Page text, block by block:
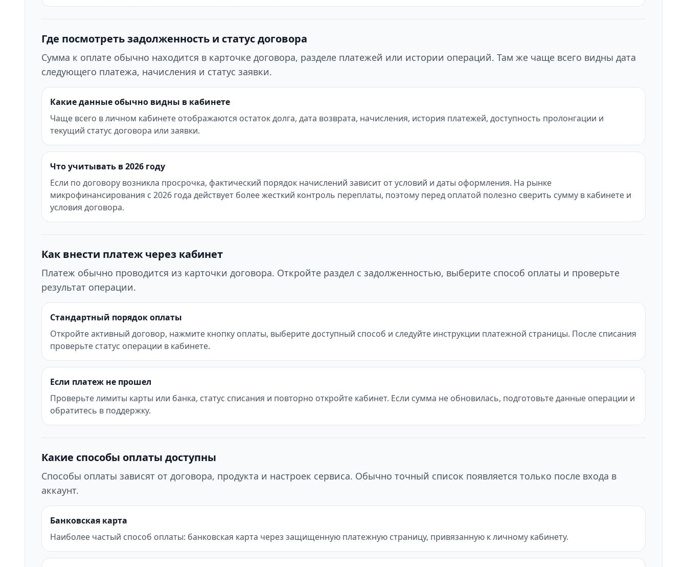
Где посмотреть задолженность и статус договора
Сумма к оплате обычно находится в карточке договора, разделе платежей или истории операций. Там же чаще всего видны дата
следующего платежа, начисления и статус заявки.
Какие данные обычно видны в кабинете
Чаще всего в личном кабинете отображаются остаток долга, дата возврата, начисления, история платежей, доступность пролонгации и
текущий статус договора или заявки.
Что учитывать в 2026 году
Если по договору возникла просрочка, фактический порядок начислений зависит от условий и даты оформления. На рынке
микрофинансирования с 2026 года действует более жесткий контроль переплаты, поэтому перед оплатой полезно сверить сумму в кабинете и
условия договора.
Как внести платеж через кабинет
Платеж обычно проводится из карточки договора. Откройте раздел с задолженностью, выберите способ оплаты и проверьте
результат операции.
Стандартный порядок оплаты
Откройте активный договор, нажмите кнопку оплаты, выберите доступный способ и следуйте инструкции платежной страницы. После списания
проверьте статус операции в кабинете.
Если платеж не прошел
Проверьте лимиты карты или банка, статус списания и повторно откройте кабинет. Если сумма не обновилась, подготовьте данные операции и
обратитесь в поддержку.
Какие способы оплаты доступны
Способы оплаты зависят от договора, продукта и настроек сервиса. Обычно точный список появляется только после входа в
аккаунт.
Банковская карта
Наиболее частый способ оплаты: банковская карта через защищенную платежную страницу, привязанную к личному кабинету.